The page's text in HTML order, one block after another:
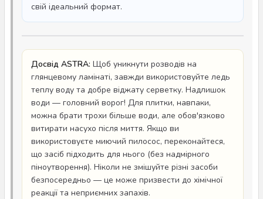
свій ідеальний формат.
Досвід ASTRA: Щоб уникнути розводів на
глянцевому ламінаті, завжди використовуйте ледь
теплу воду та добре віджату серветку. Надлишок
води — головний ворог! Для плитки, навпаки,
можна брати трохи більше води, але обов'язково
витирати насухо після миття. Якщо ви
використовуєте миючий пилосос, переконайтеся,
що засіб підходить для нього (без надмірного
піноутворення). Ніколи не змішуйте різні засоби
безпосередньо — це може призвести до хімічної
реакції та неприємних запахів.